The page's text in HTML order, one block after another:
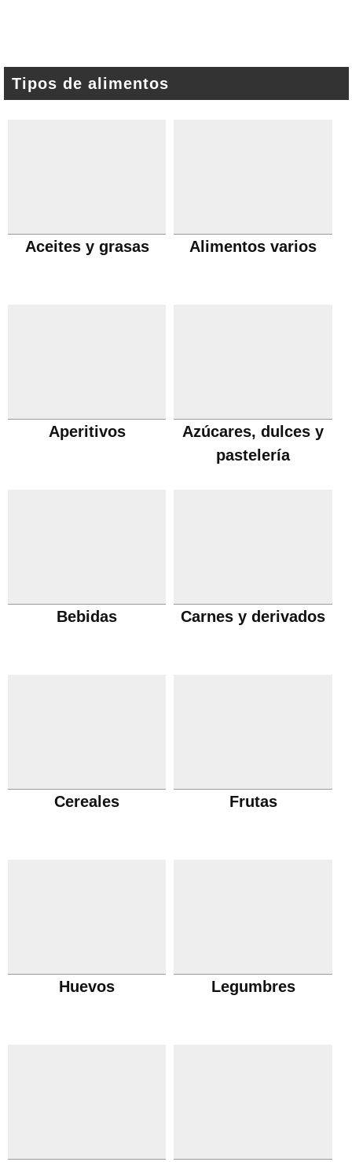
Tipos de alimentos
Aceites y grasas Alimentos varios
Aperitivos
Azúcares, dulces y
pastelería
Bebidas Carnes y derivados
Cereales Frutas
Huevos Legumbres